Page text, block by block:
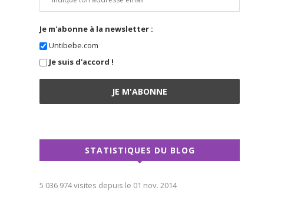
Je m'abonne à la newsletter :
Untibebe.com
Je suis d'accord !
STATISTIQUES DU BLOG
5 036 974 visites depuis le 01 nov. 2014